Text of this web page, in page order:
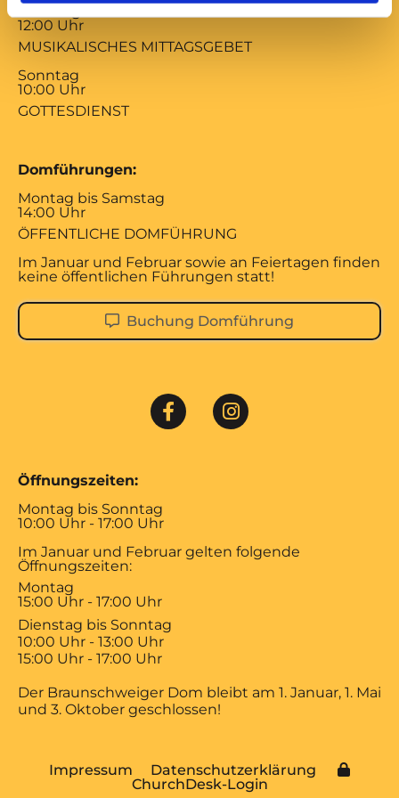
12:00 Uhr
MUSIKALISCHES MITTAGSGEBET
Sonntag
10:00 Uhr
GOTTESDIENST
Domführungen:
Montag bis Samstag
14:00 Uhr
ÖFFENTLICHE DOMFÜHRUNG
Im Januar und Februar sowie an Feiertagen finden
keine öffentlichen Führungen statt!
Buchung Domführung
Öffnungszeiten:
Montag bis Sonntag
10:00 Uhr - 17:00 Uhr
Im Januar und Februar gelten folgende
Öffnungszeiten:
Montag
15:00 Uhr - 17:00 Uhr
Dienstag bis Sonntag
10:00 Uhr - 13:00 Uhr
15:00 Uhr - 17:00 Uhr
Der Braunschweiger Dom bleibt am 1. Januar, 1. Mai
und 3. Oktober geschlossen!
Impressum
Datenschutzerklärung
ChurchDesk-Login